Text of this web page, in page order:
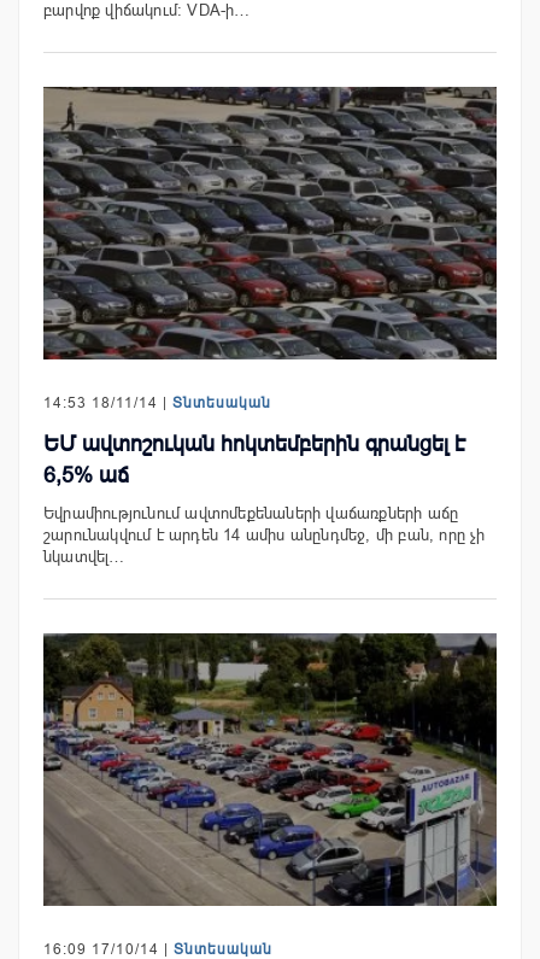
բարվոք վիճակում: VDA-ի…
14:53 18/11/14 | Տնտեսական
ԵՄ ավտոշուկան հոկտեմբերին գրանցել է
6,5% աճ
Եվրամիությունում ավտոմեքենաների վաճառքների աճը
շարունակվում է արդեն 14 ամիս անընդմեջ, մի բան, որը չի
նկատվել…
16:09 17/10/14 | Տնտեսական